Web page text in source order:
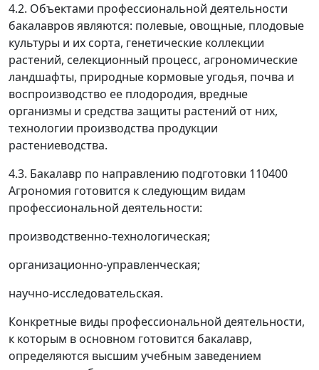
4.2. Объектами профессиональной деятельности
бакалавров являются: полевые, овощные, плодовые
культуры и их сорта, генетические коллекции
растений, селекционный процесс, агрономические
ландшафты, природные кормовые угодья, почва и
воспроизводство ее плодородия, вредные
организмы и средства защиты растений от них,
технологии производства продукции
растениеводства.
4.3. Бакалавр по направлению подготовки 110400
Агрономия готовится к следующим видам
профессиональной деятельности:
производственно-технологическая;
организационно-управленческая;
научно-исследовательская.
Конкретные виды профессиональной деятельности,
к которым в основном готовится бакалавр,
определяются высшим учебным заведением